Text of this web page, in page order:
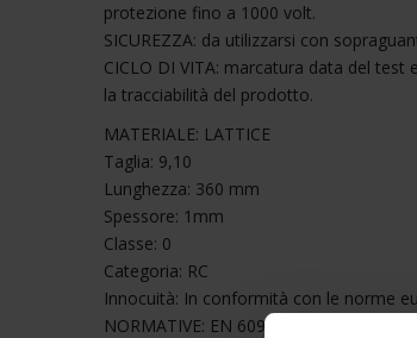
protezione fino a 1000 volt.
SICUREZZA: da utilizzarsi con
CICLO DI VITA: marcatura data del
la tracciabilità del prodotto.
MATERIALE: LATTICE
Taglia: 9,10
Lunghezza: 360 mm
Spessore: 1mm
Classe: 0
Categoria: RC
Innocuità: In conformità con le norme
NORMATIVE: EN 60903-2003, CEI 903-